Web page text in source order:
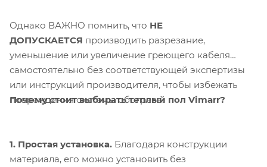
Однако ВАЖНО помнить, что НЕ
ДОПУСКАЕТСЯ производить разрезание,
уменьшение или увеличение греющего кабеля
самостоятельно без соответствующей экспертизы
или инструкций производителя, чтобы избежать
повреждения системы обогрева.
Почему стоит выбирать теплый пол Vimarr?
1. Простая установка. Благодаря конструкции
материала, его можно установить без